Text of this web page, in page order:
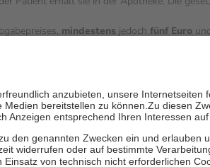
mindestens jedoch fünf Euro
die besondere Stellung der Familie zu
der Fahrkosten
werden